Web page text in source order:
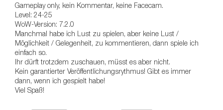
Gameplay only, kein Kommentar, keine Facecam.
Level: 24-25
WoW-Version: 7.2.0
Manchmal habe ich Lust zu spielen, aber keine Lust /
Möglichkeit / Gelegenheit, zu kommentieren, dann spiele ich
einfach so.
Ihr dürft trotzdem zuschauen, müsst es aber nicht.
Kein garantierter Veröffentlichungsrythmus! Gibt es immer
dann, wenn ich gespielt habe!
Viel Spaß!